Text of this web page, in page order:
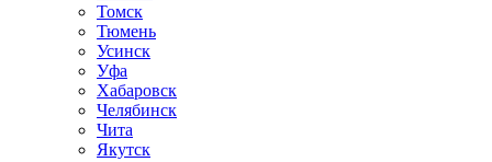
Томск
Тюмень
Усинск
Уфа
Хабаровск
Челябинск
Чита
Якутск